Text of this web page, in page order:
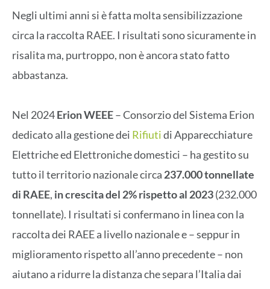
Negli ultimi anni si è fatta molta sensibilizzazione
circa la raccolta RAEE. I risultati sono sicuramente in
risalita ma, purtroppo, non è ancora stato fatto
abbastanza.
Nel 2024Erion WEEE– Consorzio del Sistema Erion
dedicato alla gestione dei Rifiutidi Apparecchiature
Elettriche ed Elettroniche domestici – ha gestito su
tutto il territorio nazionale circa 237.000 tonnellate
di RAEE, in crescita del 2% rispetto al 2023(232.000
tonnellate). I risultati si confermano in linea con la
raccolta dei RAEE a livello nazionale e – seppur in
miglioramento rispetto all’anno precedente – non
aiutano a ridurre la distanza che separa l’Italia dai